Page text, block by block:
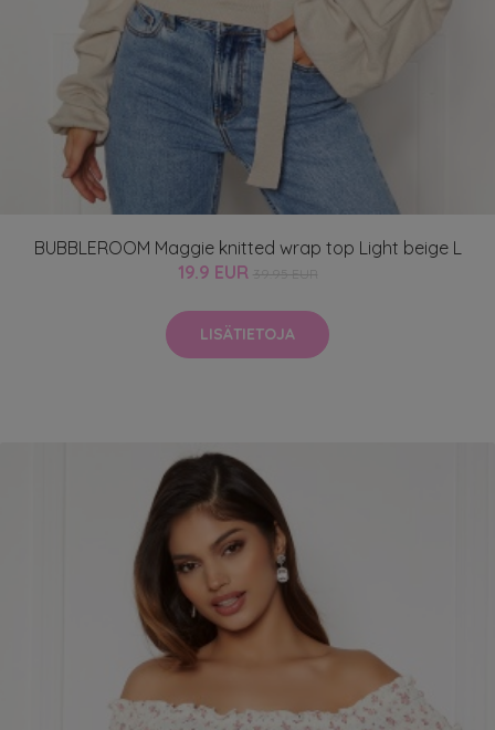
BUBBLEROOM Maggie knitted wrap top Light beige L
19.9 EUR
LISÄTIETOJA